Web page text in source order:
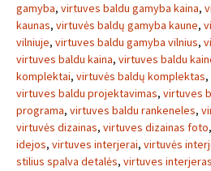
gamyba, virtuves baldu gamyba kaina,
kaunas, virtuvės baldų gamyba kaune,
vilniuje, virtuves baldu gamyba vilnius,
virtuves baldu kaina, virtuves baldu
komplektai, virtuvės baldų komplektas,
virtuves baldu projektavimas, virtuves
programa, virtuves baldu rankeneles,
virtuvės dizainas, virtuves dizainas foto,
idejos, virtuves interjerai, virtuvės
stilius spalva detalės, virtuves